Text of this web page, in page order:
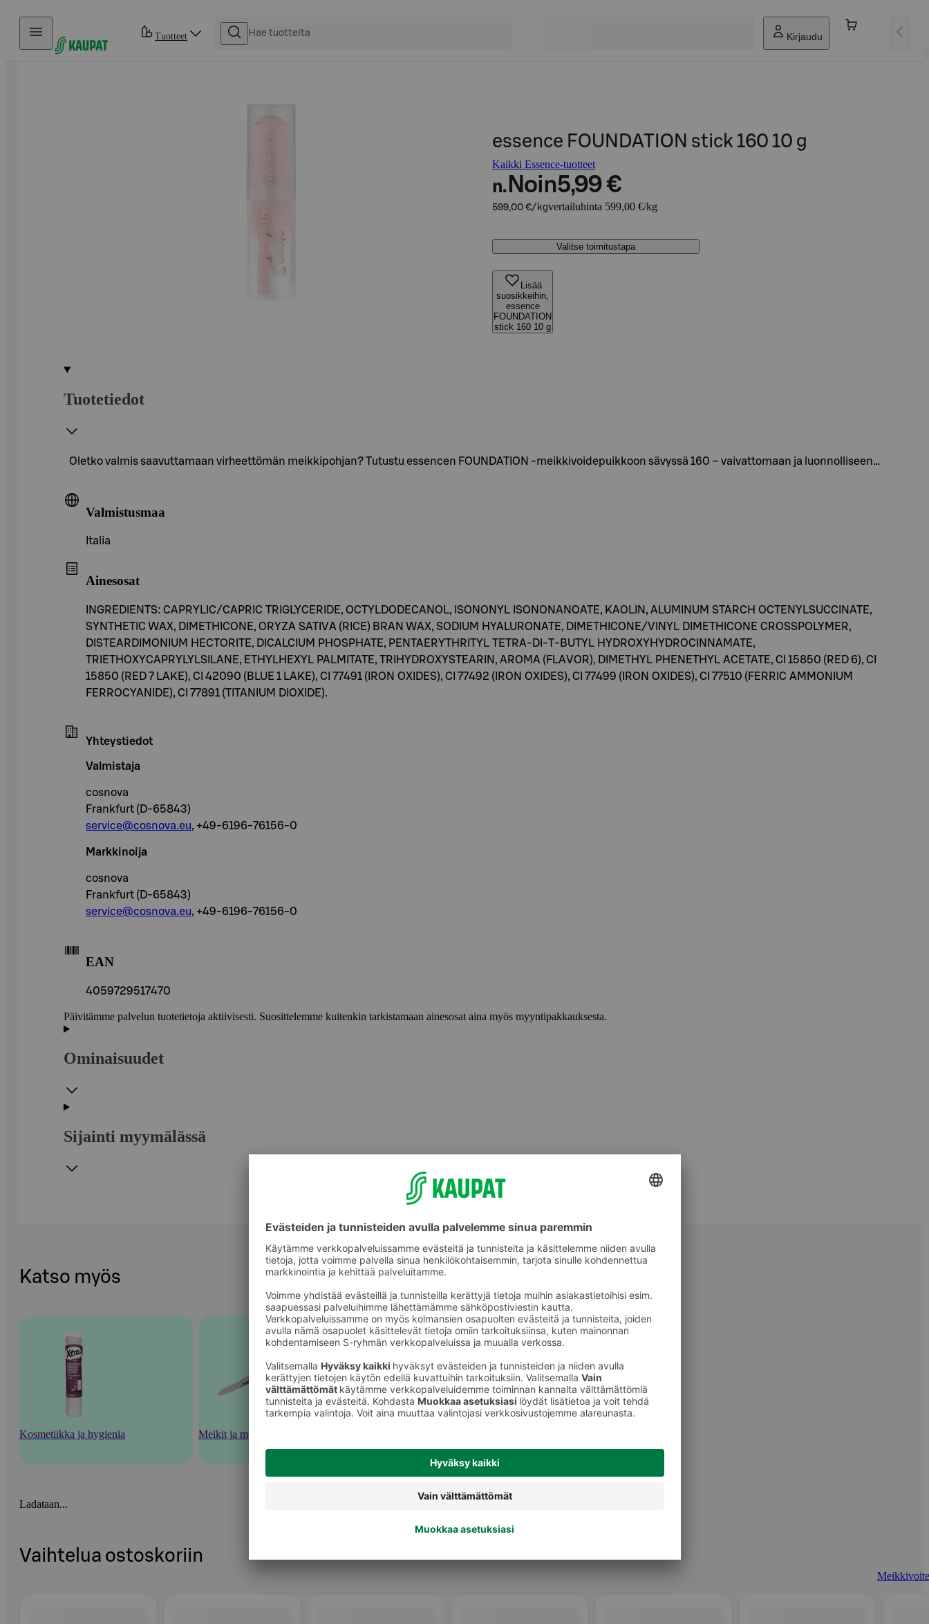
Hyppää sisältöön
Tuotteet Kirjaudu
essence FOUNDATION stick 160 10 g
Kaikki Essence-tuotteet
n. Noin5,99 €
599,00 €/kgvertailuhinta 599,00 €/kg
Valitse toimitustapa
Lisää
suosikkeihin,
essence
FOUNDATION
stick 160 10 g
Tuotetiedot
Oletko valmis saavuttamaan virheettömän meikkipohjan? Tutustu essencen FOUNDATION -meikkivoidepuikkoon sävyssä 160 – vaivattomaan ja luonnolliseen…
Valmistusmaa
Italia
Ainesosat
INGREDIENTS: CAPRYLIC/CAPRIC TRIGLYCERIDE, OCTYLDODECANOL, ISONONYL ISONONANOATE, KAOLIN, ALUMINUM STARCH OCTENYLSUCCINATE,
SYNTHETIC WAX, DIMETHICONE, ORYZA SATIVA (RICE) BRAN WAX, SODIUM HYALURONATE, DIMETHICONE/VINYL DIMETHICONE CROSSPOLYMER,
DISTEARDIMONIUM HECTORITE, DICALCIUM PHOSPHATE, PENTAERYTHRITYL TETRA-DI-T-BUTYL HYDROXYHYDROCINNAMATE,
TRIETHOXYCAPRYLYLSILANE, ETHYLHEXYL PALMITATE, TRIHYDROXYSTEARIN, AROMA (FLAVOR), DIMETHYL PHENETHYL ACETATE, CI 15850 (RED 6), CI
15850 (RED 7 LAKE), CI 42090 (BLUE 1 LAKE), CI 77491 (IRON OXIDES), CI 77492 (IRON OXIDES), CI 77499 (IRON OXIDES), CI 77510 (FERRIC AMMONIUM
FERROCYANIDE), CI 77891 (TITANIUM DIOXIDE).
Yhteystiedot
Valmistaja
cosnova
Frankfurt (D-65843)
service@cosnova.eu, +49-6196-76156-0
Markkinoija
cosnova
Frankfurt (D-65843)
service@cosnova.eu, +49-6196-76156-0
EAN
4059729517470
Päivitämme palvelun tuotetietoja aktiivisesti. Suosittelemme kuitenkin tarkistamaan ainesosat aina myös myyntipakkauksesta.
Ominaisuudet
Sijainti myymälässä
Katso myös
Kosmetiikka ja hygienia Meikit ja meikkaustarvikkeet
Ladataan...
Vaihtelua ostoskoriin